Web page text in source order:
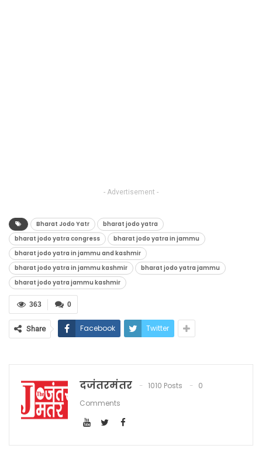
- Advertisement -
Bharat Jodo Yatr
bharat jodo yatra
bharat jodo yatra congress
bharat jodo yatra in jammu
bharat jodo yatra in jammu and kashmir
bharat jodo yatra in jammu kashmir
bharat jodo yatra jammu
bharat jodo yatra jammu kashmir
0
363
Share Facebook Twitter
दजंतरमंतर 1010 Posts
0
Comments